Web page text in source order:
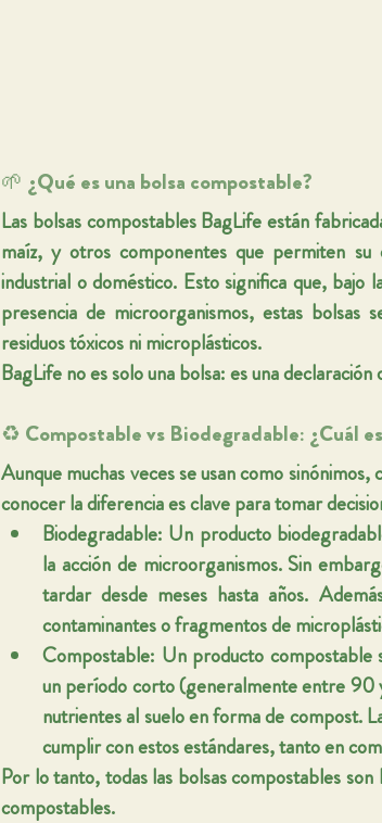
🌱 ¿Qué es una bolsa compostable?
Las bolsas compostables BagLife están
maíz, y otros componentes que permiten su
industrial o doméstico. Esto significa que, bajo
presencia de microorganismos, estas bolsas
residuos tóxicos ni microplásticos.
BagLife no es solo una bolsa: es una
♻️ Compostable vs Biodegradable: ¿Cuál
Aunque muchas veces se usan como sinónimos,
conocer la diferencia es clave para tomar
Biodegradable: Un producto
la acción de microorganismos. Sin
tardar desde meses hasta años.
contaminantes o fragmentos de
Compostable: Un producto compostable
un período corto (generalmente entre 90
nutrientes al suelo en forma de compost.
cumplir con estos estándares, tanto en
Por lo tanto, todas las bolsas compostables
compostables.